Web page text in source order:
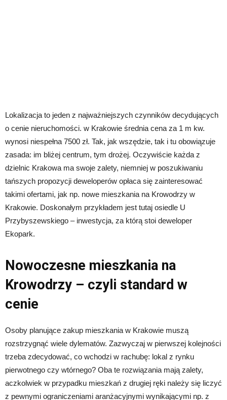
Lokalizacja to jeden z najważniejszych czynników decydujących
o cenie nieruchomości. w Krakowie średnia cena za 1 m kw.
wynosi niespełna 7500 zł. Tak, jak wszędzie, tak i tu obowiązuje
zasada: im bliżej centrum, tym drożej. Oczywiście każda z
dzielnic Krakowa ma swoje zalety, niemniej w poszukiwaniu
tańszych propozycji deweloperów opłaca się zainteresować
takimi ofertami, jak np. nowe mieszkania na Krowodrzy w
Krakowie. Doskonałym przykładem jest tutaj osiedle U
Przybyszewskiego – inwestycja, za którą stoi deweloper
Ekopark.
Nowoczesne mieszkania na
Krowodrzy – czyli standard w
cenie
Osoby planujące zakup mieszkania w Krakowie muszą
rozstrzygnąć wiele dylematów. Zazwyczaj w pierwszej kolejności
trzeba zdecydować, co wchodzi w rachubę: lokal z rynku
pierwotnego czy wtórnego? Oba te rozwiązania mają zalety,
aczkolwiek w przypadku mieszkań z drugiej ręki należy się liczyć
z pewnymi ograniczeniami aranżacyjnymi wynikającymi np. z